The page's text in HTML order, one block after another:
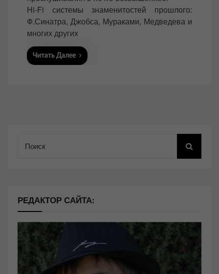
Hi-Fi системы знаменитостей прошлого:
Ф.Синатра, Джобса, Мураками, Медведева и
многих других
Читать Далее
РЕДАКТОР САЙТА: